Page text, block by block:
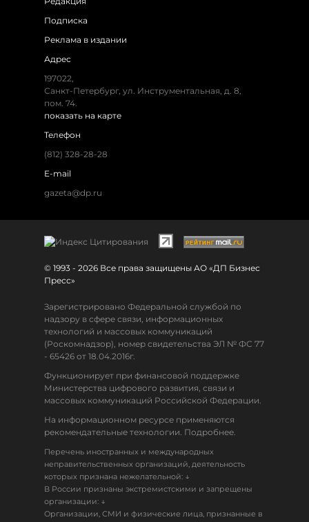
Подписка
Реклама в издании
Адрес
197022,
Санкт-Петербург, ул. Инструментальная, д. 8,
пом. 74.
показать на карте
Телефон
(812) 328-28-28
E-mail
gazeta@dp.ru
© 1993 - 2026 Все права защищены АО «ДП Бизнес
Пресс»
Зарегистрировано Федеральной службой по
надзору в сфере связи, информационных
технологий и массовых коммуникаций
(Роскомнадзор), номер свидетельства ЭЛ № ФС 77
- 65426 от 18.04.2016г.
Функционирует при финансовой поддержке
Министерства цифрового развития, связи и
массовых коммуникаций Российской Федерации.
На информационном ресурсе применяются
рекомендательные технологии. Подробнее.
Перечень иностранных и международных
неправительственных организаций, деятельность
которых признана нежелательной: ↓
В России признаны экстремистскими и запрещены
организации: ↓
Организации, СМИ и физические лица, признанные в